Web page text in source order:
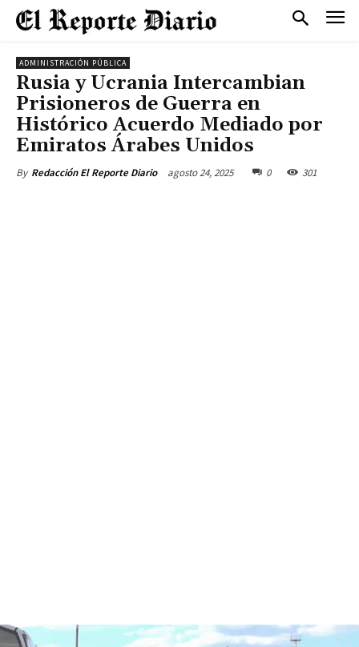
ADMINISTRACIÓN PÚBLICA
Rusia y Ucrania Intercambian
Prisioneros de Guerra en
Histórico Acuerdo Mediado por
Emiratos Árabes Unidos
By Redacción El Reporte Diario agosto 24, 2025 0 301